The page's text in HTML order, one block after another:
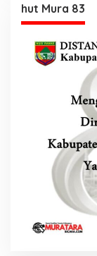
hut Mura 83